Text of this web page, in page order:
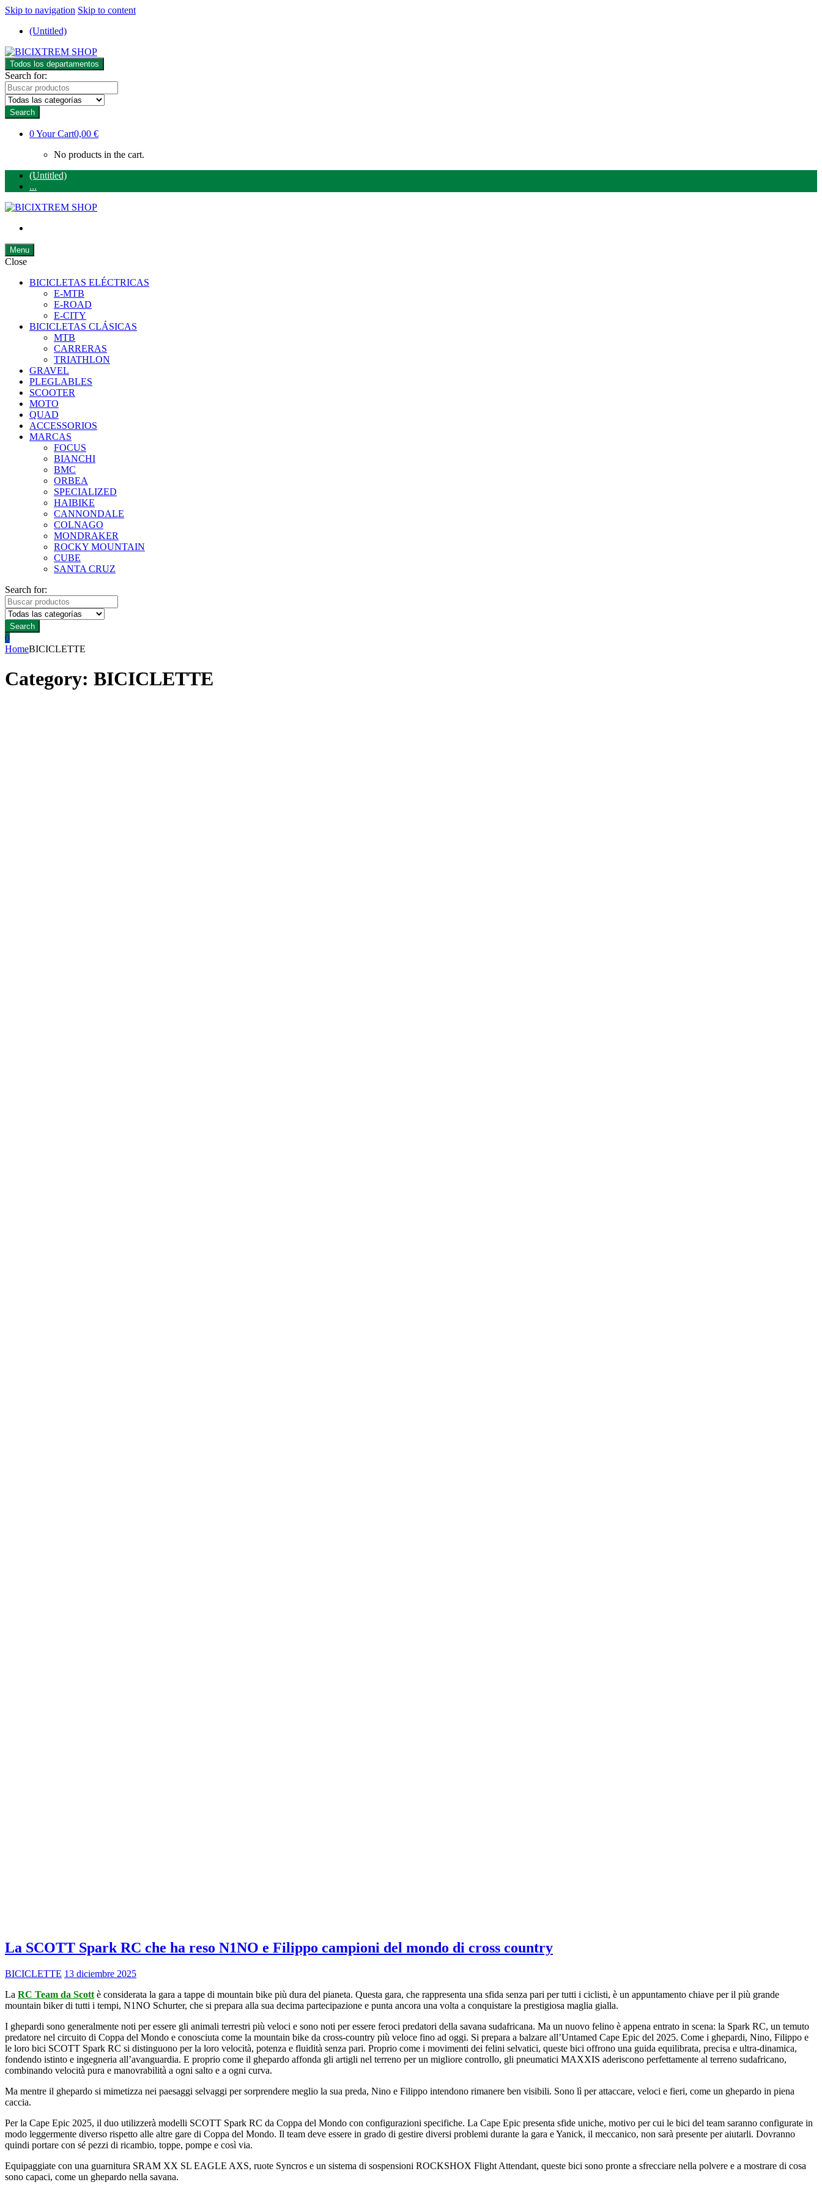
Skip to navigation Skip to content
(Untitled)
Todos los departamentos
Search for:
Search
0Your Cart0,00 €
No products in the cart.
(Untitled)
...
Menu
Close
BICICLETAS ELÉCTRICAS
E-MTB
E-ROAD
E-CITY
BICICLETAS CLÁSICAS
MTB
CARRERAS
TRIATHLON
GRAVEL
PLEGLABLES
SCOOTER
MOTO
QUAD
ACCESSORIOS
MARCAS
FOCUS
BIANCHI
BMC
ORBEA
SPECIALIZED
HAIBIKE
CANNONDALE
COLNAGO
MONDRAKER
ROCKY MOUNTAIN
CUBE
SANTA CRUZ
Search for:
Search
0
HomeBICICLETTE
Category: BICICLETTE
La SCOTT Spark RC che ha reso N1NO e Filippo campioni del mondo di cross country
BICICLETTE 13 diciembre 2025
La RC Team da Scott è considerata la gara a tappe di mountain bike più dura del pianeta. Questa gara, che rappresenta una sfida senza pari per tutti i ciclisti, è un appuntamento chiave per il più grande
mountain biker di tutti i tempi, N1NO Schurter, che si prepara alla sua decima partecipazione e punta ancora una volta a conquistare la prestigiosa maglia gialla.
I ghepardi sono generalmente noti per essere gli animali terrestri più veloci e sono noti per essere feroci predatori della savana sudafricana. Ma un nuovo felino è appena entrato in scena: la Spark RC, un temuto
predatore nel circuito di Coppa del Mondo e conosciuta come la mountain bike da cross-country più veloce fino ad oggi. Si prepara a balzare all’Untamed Cape Epic del 2025. Come i ghepardi, Nino, Filippo e
le loro bici SCOTT Spark RC si distinguono per la loro velocità, potenza e fluidità senza pari. Proprio come i movimenti dei felini selvatici, queste bici offrono una guida equilibrata, precisa e ultra-dinamica,
fondendo istinto e ingegneria all’avanguardia. E proprio come il ghepardo affonda gli artigli nel terreno per un migliore controllo, gli pneumatici MAXXIS aderiscono perfettamente al terreno sudafricano,
combinando velocità pura e manovrabilità a ogni salto e a ogni curva.
Ma mentre il ghepardo si mimetizza nei paesaggi selvaggi per sorprendere meglio la sua preda, Nino e Filippo intendono rimanere ben visibili. Sono lì per attaccare, veloci e fieri, come un ghepardo in piena
caccia.
Per la Cape Epic 2025, il duo utilizzerà modelli SCOTT Spark RC da Coppa del Mondo con configurazioni specifiche. La Cape Epic presenta sfide uniche, motivo per cui le bici del team saranno configurate in
modo leggermente diverso rispetto alle altre gare di Coppa del Mondo. Il team deve essere in grado di gestire diversi problemi durante la gara e Yanick, il meccanico, non sarà presente per aiutarli. Dovranno
quindi portare con sé pezzi di ricambio, toppe, pompe e così via.
Equipaggiate con una guarnitura SRAM XX SL EAGLE AXS, ruote Syncros e un sistema di sospensioni ROCKSHOX Flight Attendant, queste bici sono pronte a sfrecciare nella polvere e a mostrare di cosa
sono capaci, come un ghepardo nella savana.